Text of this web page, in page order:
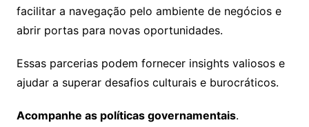
facilitar a navegação pelo ambiente de negócios e
abrir portas para novas oportunidades.
Essas parcerias podem fornecer insights valiosos e
ajudar a superar desafios culturais e burocráticos.
Acompanhe as políticas governamentais.